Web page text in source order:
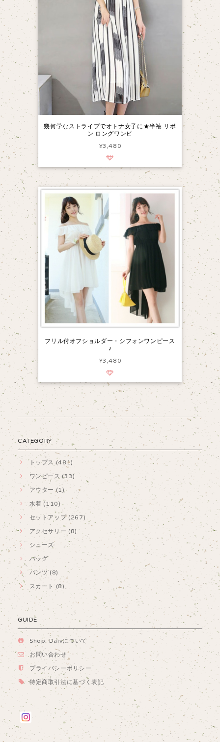
幾何学なストライプでオトナ女子に★半袖 リボ
ン ロングワンピ
¥3,480
フリル付オフショルダー・シフォンワンピース
♪
¥3,480
CATEGORY
トップス (481)
ワンピース (33)
アウター (1)
水着 (110)
セットアップ (267)
アクセサリー (8)
シューズ
バッグ
パンツ (8)
スカート (8)
GUIDE
Shop. Daivについて
お問い合わせ
プライバシーポリシー
特定商取引法に基づく表記